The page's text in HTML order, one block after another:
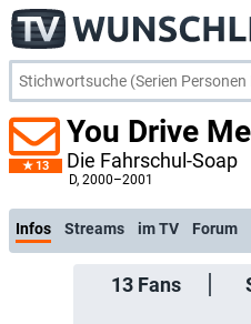
13
You Drive
Die Fahrschul-Soap
D, 2000–2001
kostenlose E-
Infos Streams im TV Forum
13Fans